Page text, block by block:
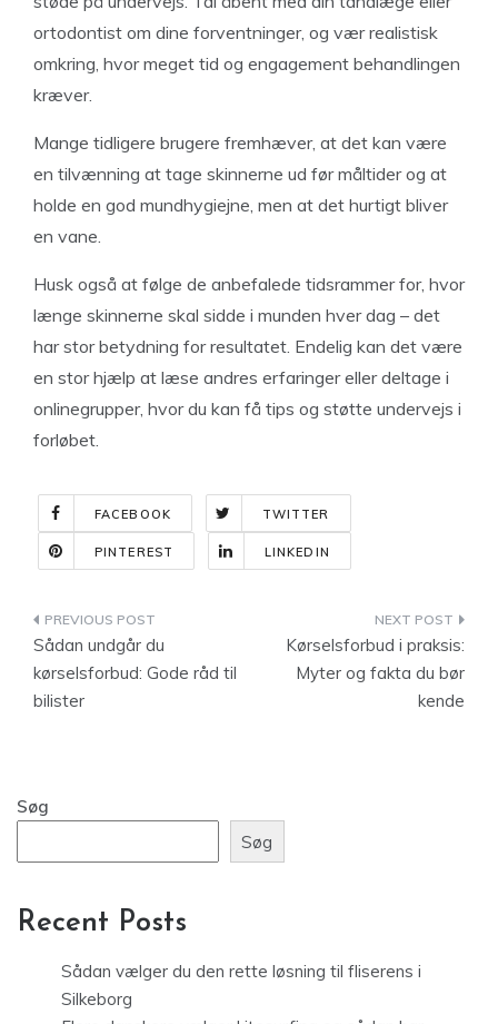
ortodontist om dine forventninger, og vær realistisk
omkring, hvor meget tid og engagement behandlingen
kræver.
Mange tidligere brugere fremhæver, at det kan være
en tilvænning at tage skinnerne ud før måltider og at
holde en god mundhygiejne, men at det hurtigt bliver
en vane.
Husk også at følge de anbefalede tidsrammer for, hvor
længe skinnerne skal sidde i munden hver dag – det
har stor betydning for resultatet. Endelig kan det være
en stor hjælp at læse andres erfaringer eller deltage i
onlinegrupper, hvor du kan få tips og støtte undervejs i
forløbet.
FACEBOOK TWITTER
PINTEREST LINKEDIN
Indlægsnavigation
Sådan undgår du
kørselsforbud: Gode råd til
bilister
Kørselsforbud i praksis:
Myter og fakta du bør
kende
Søg
Søg
Recent Posts
Sådan vælger du den rette løsning til fliserens i
Silkeborg